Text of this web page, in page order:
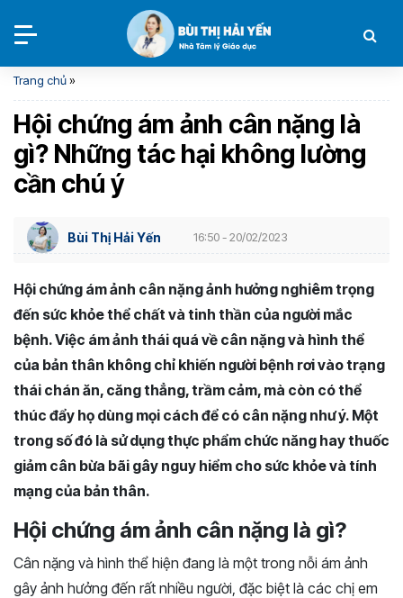
Trang chủ»
Hội chứng ám ảnh cân nặng là
gì? Những tác hại không lường
cần chú ý
Bùi Thị Hải Yến 16:50 - 20/02/2023
Hội chứng ám ảnh cân nặng ảnh hưởng nghiêm trọng
đến sức khỏe thể chất và tinh thần của người mắc
bệnh. Việc ám ảnh thái quá về cân nặng và hình thể
của bản thân không chỉ khiến người bệnh rơi vào trạng
thái chán ăn, căng thẳng, trầm cảm, mà còn có thể
thúc đẩy họ dùng mọi cách để có cân nặng như ý. Một
trong số đó là sử dụng thực phẩm chức năng hay thuốc
giảm cân bừa bãi gây nguy hiểm cho sức khỏe và tính
mạng của bản thân.
Hội chứng ám ảnh cân nặng là gì?
Cân nặng và hình thể hiện đang là một trong nỗi ám ảnh
gây ảnh hưởng đến rất nhiều người, đặc biệt là các chị em